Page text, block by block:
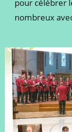
pour célébrer
nombreux